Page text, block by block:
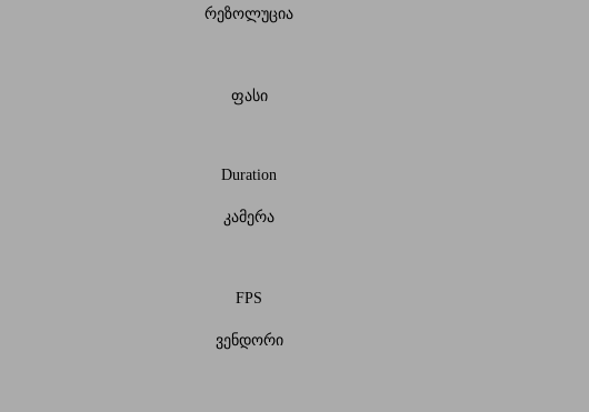
რეზოლუცია
ფასი
Duration
კამერა
FPS
ვენდორი